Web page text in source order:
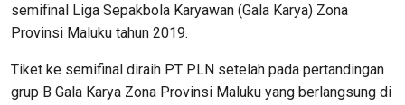
semifinal Liga Sepakbola Karyawan (Gala Karya) Zona
Provinsi Maluku tahun 2019.
Tiket ke semifinal diraih PT PLN setelah pada pertandingan
grup B Gala Karya Zona Provinsi Maluku yang berlangsung di